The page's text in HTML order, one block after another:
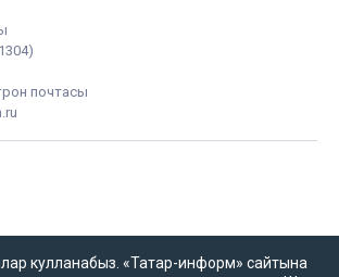
почтасы
кулланабыз. «Татар-информ» сайтына